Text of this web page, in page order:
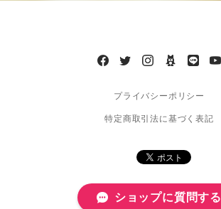
プライバシーポリシー
特定商取引法に基づく表記
© 2020 OnlyG
ショップに質問する